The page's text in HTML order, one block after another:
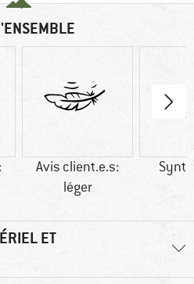
Avis client.e.s:
léger
ET